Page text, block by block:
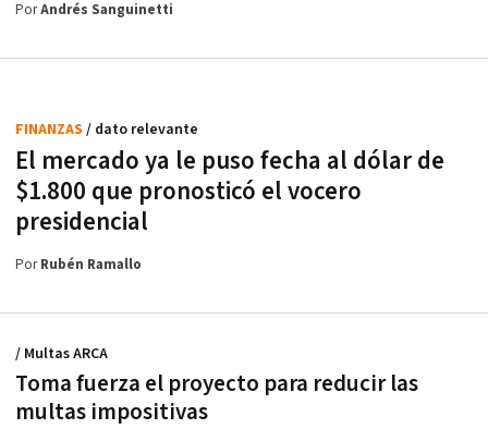
PorAndrés Sanguinetti
El mercado ya le puso fecha al dólar de
$1.800 que pronosticó el vocero
presidencial
FINANZAS / dato relevante
PorRubén Ramallo
Toma fuerza el proyecto para reducir las
multas impositivas
/ Multas ARCA